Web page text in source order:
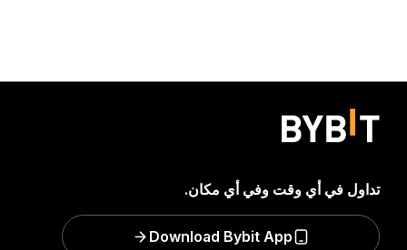
تداول في أي وقت وفي أي مكان.
Download Bybit App